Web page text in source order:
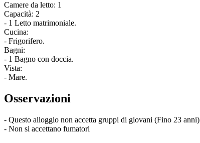
Camere da letto: 1
Capacità: 2
- 1 Letto matrimoniale.
Cucina:
- Frigorifero.
Bagni:
- 1 Bagno con doccia.
Vista:
- Mare.
Osservazioni
- Questo alloggio non accetta gruppi di giovani (Fino 23 anni)
- Non si accettano fumatori